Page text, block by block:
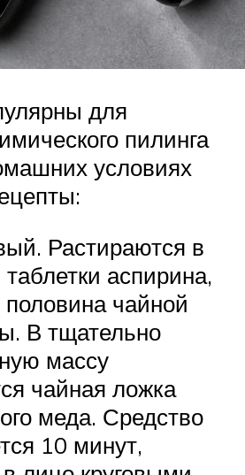
для
пилинга
условиях
Растираются в
аспирина,
половина чайной
В тщательно
массу
чайная ложка
меда. Средство
10 минут,